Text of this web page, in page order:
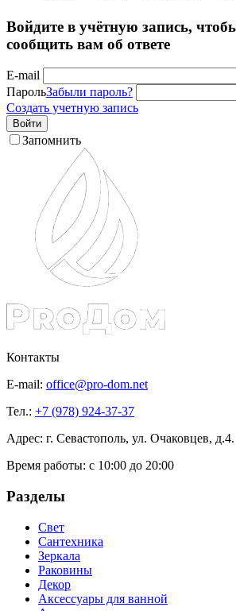
Войдите в учётную запись,
сообщить вам об ответе
E-mail
ПарольЗабыли пароль?
Создать учетную запись
Войти
Запомнить
Контакты
E-mail: office@pro-dom.net
Тел.: +7 (978) 924-37-37
Адрес: г. Севастополь, ул. Очаковцев, д.4.
Время работы: с 10:00 до 20:00
Разделы
Свет
Сантехника
Зеркала
Раковины
Декор
Аксессуары для ванной